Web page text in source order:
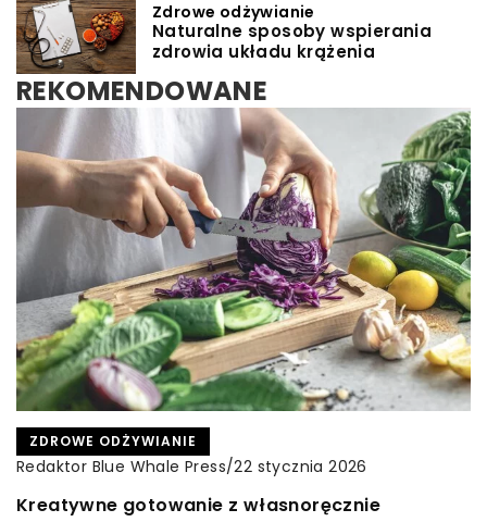
Zdrowe odżywianie
Naturalne sposoby wspierania
zdrowia układu krążenia
REKOMENDOWANE
INNE
Redaktor Blue Whale Press/6 stycznia 2024
Poradnik optymalizacji użytkowania MacBook
ZDROWE ODŻYWIANIE
Redaktor Blue Whale Press/22 stycznia 2026
Kreatywne gotowanie z własnoręcznie
CZAS DLA SIEBIE
Redaktor Blue Whale Press/2 kwietnia 2026
Jak wybrać odpowiedni knot do swojej świecy?